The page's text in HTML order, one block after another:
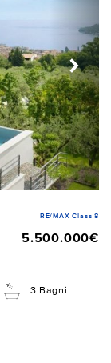
RE/MAX Class 8
5.500.000€
3 Bagni